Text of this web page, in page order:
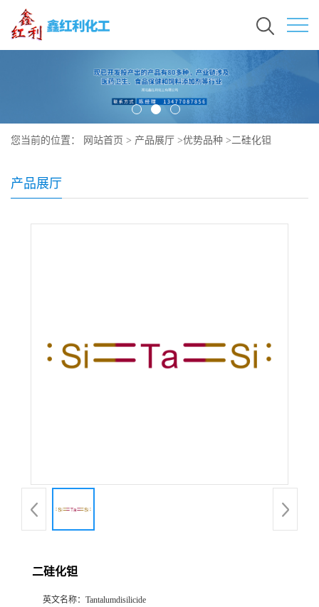
您当前的位置： 网站首页 > 产品展厅 >优势品种 >二硅化钽
产品展厅
二硅化钽
英文名称： Tantalumdisilicide